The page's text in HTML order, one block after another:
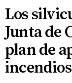
Los
Junta de
plan de
incendios